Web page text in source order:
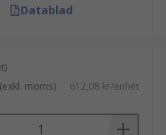
Datablad
moms) 612,08 kr/enhet